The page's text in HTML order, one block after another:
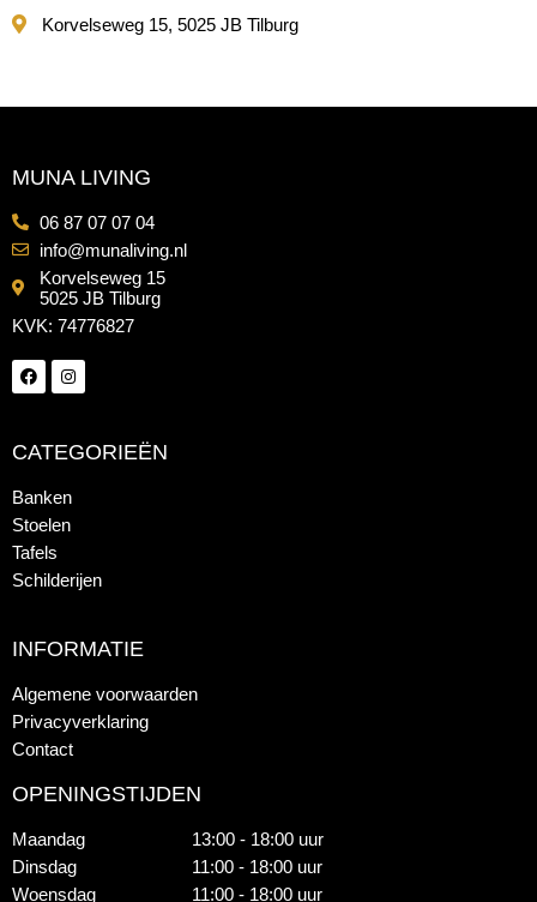
Korvelseweg 15, 5025 JB Tilburg
MUNA LIVING
06 87 07 07 04
info@munaliving.nl
Korvelseweg 15
5025 JB Tilburg
KVK: 74776827
CATEGORIEËN
Banken
Stoelen
Tafels
Schilderijen
INFORMATIE
Algemene voorwaarden
Privacyverklaring
Contact
OPENINGSTIJDEN
Maandag
Dinsdag
Woensdag
13:00 - 18:00 uur
11:00 - 18:00 uur
11:00 - 18:00 uur